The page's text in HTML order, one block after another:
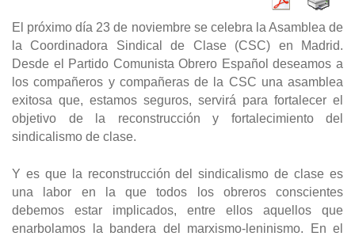
El próximo día 23 de noviembre se celebra la Asamblea de
la Coordinadora Sindical de Clase (CSC) en Madrid.
Desde el Partido Comunista Obrero Español deseamos a
los compañeros y compañeras de la CSC una asamblea
exitosa que, estamos seguros, servirá para fortalecer el
objetivo de la reconstrucción y fortalecimiento del
sindicalismo de clase.
Y es que la reconstrucción del sindicalismo de clase es
una labor en la que todos los obreros conscientes
debemos estar implicados, entre ellos aquellos que
enarbolamos la bandera del marxismo-leninismo. En el